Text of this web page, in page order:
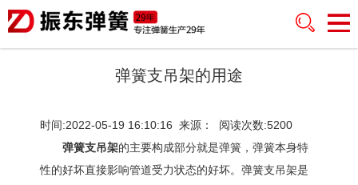
弹簧支吊架的用途
时间:2022-05-19 16:10:16 来源： 阅读次数:5200
弹簧支吊架的主要构成部分就是弹簧，弹簧本身特
性的好坏直接影响管道受力状态的好坏。弹簧支吊架是